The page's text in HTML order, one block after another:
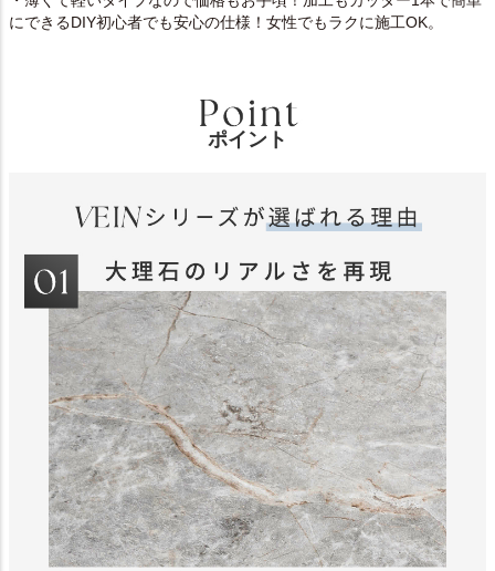
にできるDIY初心者でも安心の仕様！女性でもラクに施工OK。
ポイント